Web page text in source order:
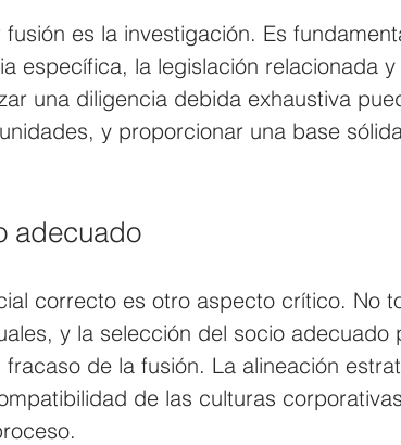
es la investigación. Es
específica, la legislación relacionada
una diligencia debida exhaustiva
y proporcionar una base
adecuado
correcto es otro aspecto crítico. No
y la selección del socio adecuado
de la fusión. La alineación
de las culturas